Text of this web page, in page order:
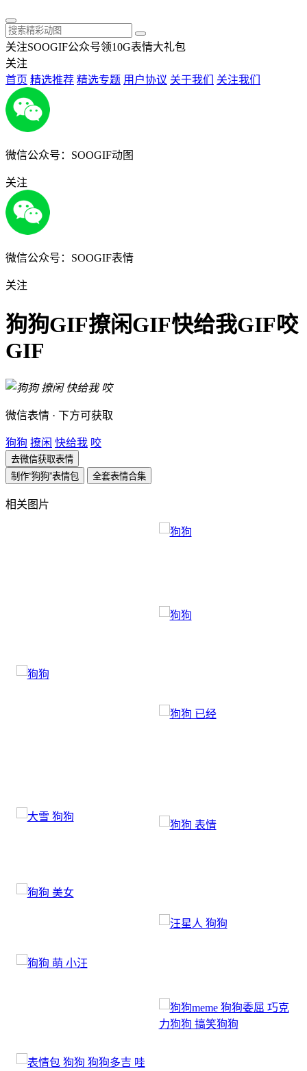
关注SOOGIF公众号领10G表情大礼包
关注
首页 精选推荐 精选专题 用户协议 关于我们 关注我们
微信公众号：SOOGIF动图
关注
微信公众号：SOOGIF表情
关注
狗狗GIF撩闲GIF快给我GIF咬
GIF
微信表情 · 下方可获取
狗狗 撩闲 快给我 咬
去微信获取表情
制作“狗狗”表情包
全套表情合集
相关图片